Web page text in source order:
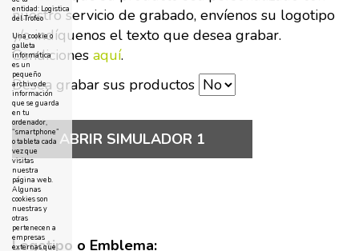
nuestro servicio de grabado, envíenos su logotipo
y/o indíquenos el texto que desea grabar.
Condiciones aquí.
Desea grabar sus productos
ABRIR SIMULADOR 1
Logotipo o Emblema:
entidad: Logistica
del Trofeo
Una cookie o
galleta
informática
es un
pequeño
archivo de
información
que se guarda
en tu
ordenador,
“smartphone”
o tableta cada
vez que
visitas
nuestra
página web.
Algunas
cookies son
nuestras y
otras
pertenecen a
empresas
externas que